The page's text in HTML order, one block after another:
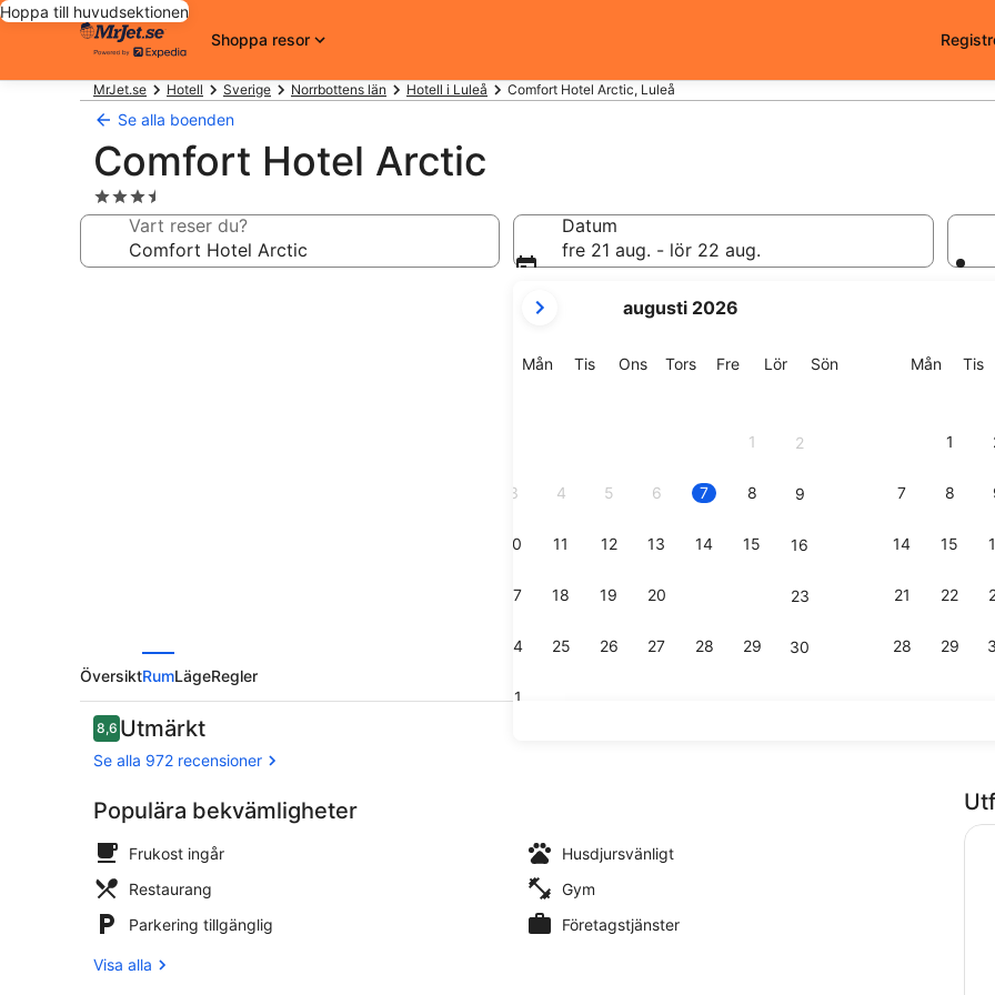
Hoppa till huvudsektionen
Shoppa resor
MrJet.se Hotell Sverige Norrbottens län Hotell i Luleå Comfort Hotel Arctic, Luleå
Se alla boenden
Comfort Hotel Arctic
3.5-
stjärnigt
boende
Vart reser du?
Datum
fre 21 aug. - lör 22 aug.
nuvarande
är
augusti 2026
MånMåndag
TisTisdag
OnsOnsdag
TorsTorsdag
FreFredag
LörLördag
SönSöndag
1 2
3 4 5 6 7 8 9
10 11 12 13 14 15 16
17 18 19 20 23
24 25 26 27 28 29 30
31
MånMåndag
Tis
1
7 8
14 15
21 22
28 29
ÖversiktRumLägeRegler
Recensioner
8,68,6 av 10,
Utmärkt
Se alla 972 recensioner
Populära bekvämligheter
Frukost ingår
Husdjursvänligt
Restaurang
Gym
Parkering tillgänglig
Företagstjänster
Visa alla